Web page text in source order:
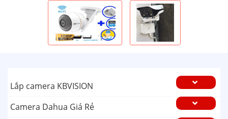
Lắp camera KBVISION
Camera Dahua Giá Rẻ